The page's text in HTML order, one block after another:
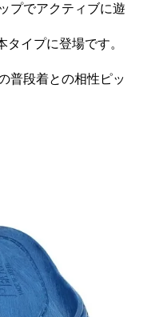
プでアクティブに遊
イプに登場です。
普段着との相性ピッ